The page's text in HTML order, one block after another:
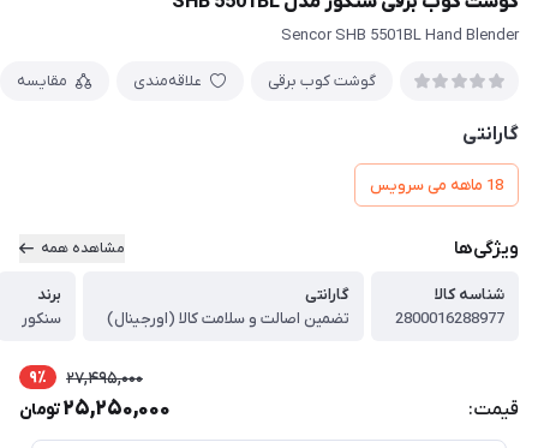
Sencor SHB 5501BL Hand Blender
گوشت کوب برقی علاقه‌مندی مقایسه
گارانتی
18 ماهه می سرویس
ویژگی‌ها مشاهده همه
شناسه کالا
2800016288977
گارانتی
تضمین اصالت و سلامت کالا (اورجینال)
برند
سنکور
قیمت:
27,495,000 9٪
25,250,000تومان